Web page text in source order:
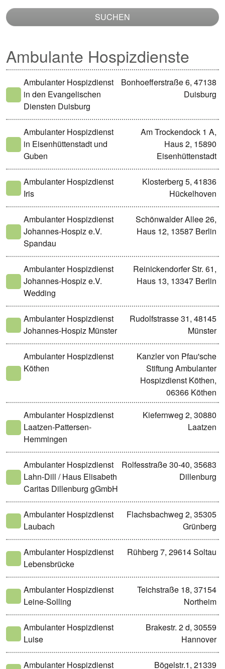
SUCHEN
Ambulante Hospizdienste
Ambulanter Hospizdienst
in den Evangelischen
Diensten Duisburg
Bonhoefferstraße 6, 47138
Duisburg
Ambulanter Hospizdienst
in Eisenhüttenstadt und
Guben
Am Trockendock 1 A,
Haus 2, 15890
Eisenhüttenstadt
Ambulanter Hospizdienst
Iris
Klosterberg 5, 41836
Hückelhoven
Ambulanter Hospizdienst
Johannes-Hospiz e.V.
Spandau
Schönwalder Allee 26,
Haus 12, 13587 Berlin
Ambulanter Hospizdienst
Johannes-Hospiz e.V.
Wedding
Reinickendorfer Str. 61,
Haus 13, 13347 Berlin
Ambulanter Hospizdienst
Johannes-Hospiz Münster
Rudolfstrasse 31, 48145
Münster
Ambulanter Hospizdienst
Köthen
Kanzler von Pfau'sche
Stiftung Ambulanter
Hospizdienst Köthen,
06366 Köthen
Ambulanter Hospizdienst
Laatzen-Pattersen-
Hemmingen
Kiefernweg 2, 30880
Laatzen
Ambulanter Hospizdienst
Lahn-Dill / Haus Elisabeth
Caritas Dillenburg gGmbH
Rolfesstraße 30-40, 35683
Dillenburg
Ambulanter Hospizdienst
Laubach
Flachsbachweg 2, 35305
Grünberg
Ambulanter Hospizdienst
Lebensbrücke
Rühberg 7, 29614 Soltau
Ambulanter Hospizdienst
Leine-Solling
Teichstraße 18, 37154
Northeim
Ambulanter Hospizdienst
Luise
Brakestr. 2 d, 30559
Hannover
Ambulanter Hospizdienst
Bögelstr.1, 21339